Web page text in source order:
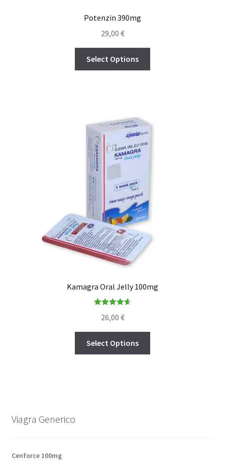
Potenzin 390mg
29,00 €
Select Options
Kamagra Oral Jelly 100mg
out of 5
26,00 €
Select Options
Viagra Generico
Cenforce 100mg